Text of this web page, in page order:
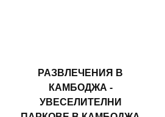
РАЗВЛЕЧЕНИЯ В
КАМБОДЖА -
УВЕСЕЛИТЕЛНИ